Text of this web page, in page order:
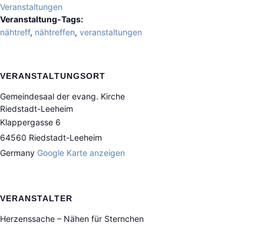
Veranstaltungen
Veranstaltung-Tags:
nähtreff, nähtreffen, veranstaltungen
VERANSTALTUNGSORT
Gemeindesaal der evang. Kirche
Riedstadt-Leeheim
Klappergasse 6
64560 Riedstadt-Leeheim
Germany Google Karte anzeigen
VERANSTALTER
Herzenssache – Nähen für Sternchen